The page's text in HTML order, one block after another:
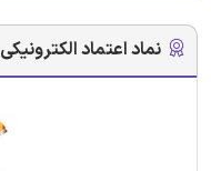
نماد اعتماد الکترونیکی